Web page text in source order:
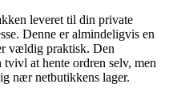
leveret til din private
Denne er almindeligvis en
vældig praktisk. Den
at hente ordren selv, men
nær netbutikkens lager.